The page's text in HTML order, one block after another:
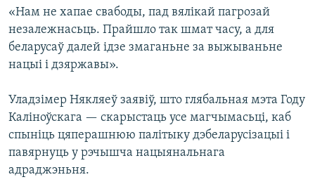
«Нам не хапае свабоды, пад вялікай пагрозай
незалежнасьць. Прайшло так шмат часу, а для
беларусаў далей ідзе змаганьне за выжываньне
нацыі і дзяржавы».
Уладзімер Някляеў заявіў, што глябальная мэта Году
Каліноўскага — скарыстаць усе магчымасьці, каб
спыніць цяперашнюю палітыку дэбеларусізацыі і
павярнуць у рэчышча нацыянальнага
адраджэньня.